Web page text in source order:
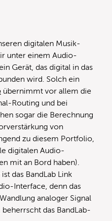
digitalen Musik-
unter einem Audio-
Gerät, das digital in das
wird. Solch ein
übernimmt vor allem die
Routing und bei
sogar die Berechnung
von
zu diesem Portfolio,
digitalen Audio-
mit an Bord haben).
das BandLab Link
Interface, denn das
analoger Signal
das BandLab-